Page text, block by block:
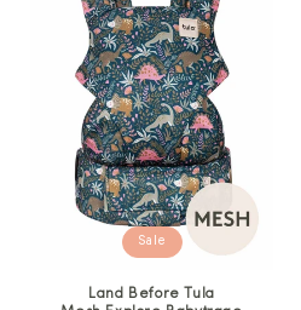
Sale
Land Before Tula